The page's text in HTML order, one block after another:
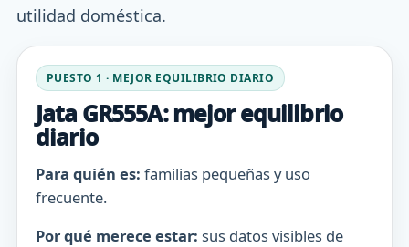
utilidad doméstica.
PUESTO 1 · MEJOR EQUILIBRIO DIARIO
Jata GR555A: mejor equilibrio
diario
Para quién es: familias pequeñas y uso
frecuente.
Por qué merece estar: sus datos visibles de